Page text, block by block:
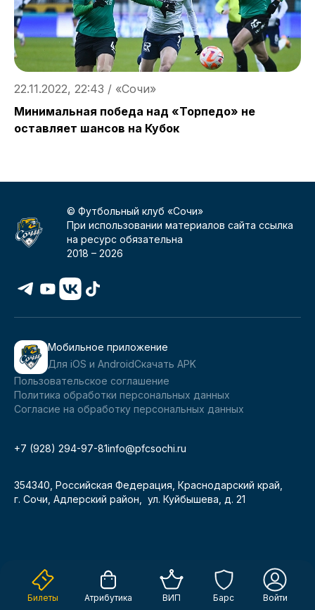
Билеты Атрибутика ВИП Барс Войти
22.11.2022, 22:43 / «Сочи»
Минимальная победа над «Торпедо» не
оставляет шансов на Кубок
© Футбольный клуб «Сочи»
При использовании материалов сайта ссылка
на ресурс обязательна
2018 –2026
Мобильное приложение
Для iOS и AndroidСкачать APK
Пользовательское соглашение
Политика обработки персональных данных
Согласие на обработку персональных данных
+7 (928) 294-97-81info@pfcsochi.ru
354340, Российская Федерация, Краснодарский край,
г. Сочи, Адлерский район, ул. Куйбышева, д. 21